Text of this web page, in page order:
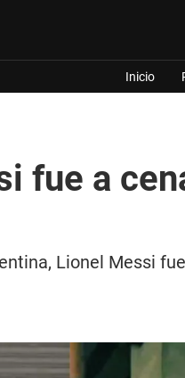
Inicio
fue a
Lionel Messi